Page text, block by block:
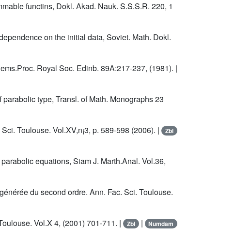
functins, Dokl. Akad. Nauk. S.S.S.R. 220, 1
on the initial data, Soviet. Math. Dokl.
Royal Soc. Edinb. 89A:217-237, (1981). |
type, Transl. of Math. Monographs 23
Toulouse. Vol.XV,n¡3, p. 589-598 (2006). | Zbl
equations, Siam J. Marth.Anal. Vol.36,
du second ordre. Ann. Fac. Sci. Toulouse.
Vol.X 4, (2001) 701-711. | Zbl | Numdam